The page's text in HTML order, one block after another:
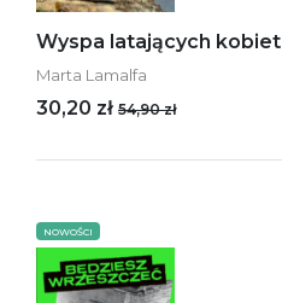
Wyspa latających kobiet
Marta Lamalfa
30,20 zł 54,90 zł
NOWOŚCI